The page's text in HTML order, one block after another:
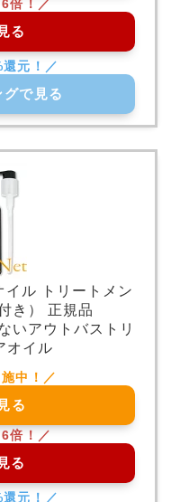
る
で見る
ル トリートメン
き） 正規品
いアウトバストリ
オイル
る
る